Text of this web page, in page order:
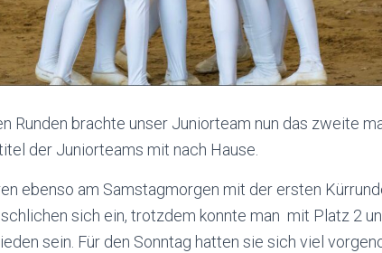
Runden brachte unser Juniorteam nun das zweite
der Juniorteams mit nach Hause.
ebenso am Samstagmorgen mit der ersten
sich ein, trotzdem konnte man mit Platz 2
sein. Für den Sonntag hatten sie sich viel